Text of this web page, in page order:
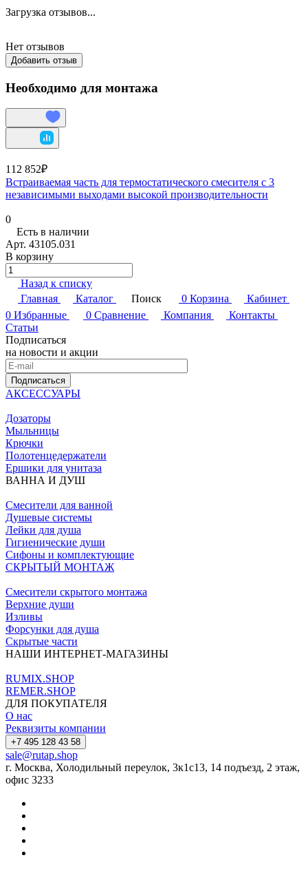
Загрузка отзывов...
Нет отзывов
Добавить отзыв
Необходимо для монтажа
112 852₽
Встраиваемая часть для термостатического смесителя с 3
независимыми выходами высокой производительности
0
Есть в наличии
Арт. 43105.031
В корзину
Назад к списку
Главная
Каталог Поиск 0 Корзина
Кабинет
0 Избранные 0 Сравнение Компания
Контакты
Статьи
Подписаться
на новости и акции
Подписаться
АКСЕССУАРЫ
Дозаторы
Мыльницы
Крючки
Полотенцедержатели
Ершики для унитаза
ВАННА И ДУШ
Смесители для ванной
Душевые системы
Лейки для душа
Гигиенические души
Сифоны и комплектующие
СКРЫТЫЙ МОНТАЖ
Смесители скрытого монтажа
Верхние души
Изливы
Форсунки для душа
Скрытые части
НАШИ ИНТЕРНЕТ-МАГАЗИНЫ
RUMIX.SHOP
REMER.SHOP
ДЛЯ ПОКУПАТЕЛЯ
О нас
Реквизиты компании
+7 495 128 43 58
sale@rutap.shop
г. Москва, Холодильный переулок, 3к1с13, 14 подъезд, 2 этаж,
офис 3233